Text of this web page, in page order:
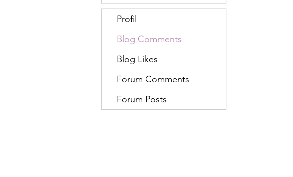
Profil
Blog Comments
Blog Likes
Forum Comments
Forum Posts